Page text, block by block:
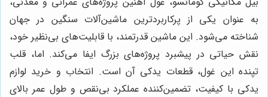
به عنوان یکی از پرکاربردترین ماشین‌آلات سنگین در جهان
شناخته می‌شود. این ماشین قدرتمند، با قابلیت‌های بی‌نظیر خود،
نقش حیاتی در پیشبرد پروژه‌های بزرگ ایفا می‌کند. اما، قلب
تپنده این غول، قطعات یدکی آن است. انتخاب و خرید لوازم
یدکی با کیفیت، تضمین‌کننده عملکرد بی‌نقص و طول عمر بالای